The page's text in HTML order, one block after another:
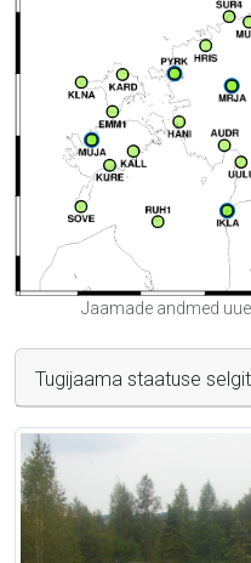
Jaamade andmed
Tugijaama staatuse